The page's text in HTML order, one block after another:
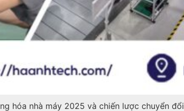
hóa nhà máy 2025 và chiến lược chuyển đổi